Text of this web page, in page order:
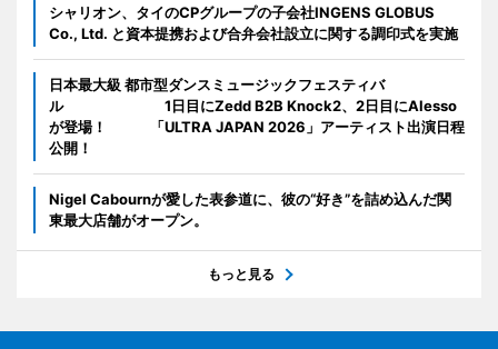
シャリオン、タイのCPグループの子会社INGENS GLOBUS
Co., Ltd. と資本提携および合弁会社設立に関する調印式を実施
日本最大級 都市型ダンスミュージックフェスティバ
ル 1日目にZedd B2B Knock2、2日目にAlesso
が登場！ 「ULTRA JAPAN 2026」アーティスト出演日程
公開！
Nigel Cabournが愛した表参道に、彼の“好き”を詰め込んだ関
東最大店舗がオープン。
もっと見る